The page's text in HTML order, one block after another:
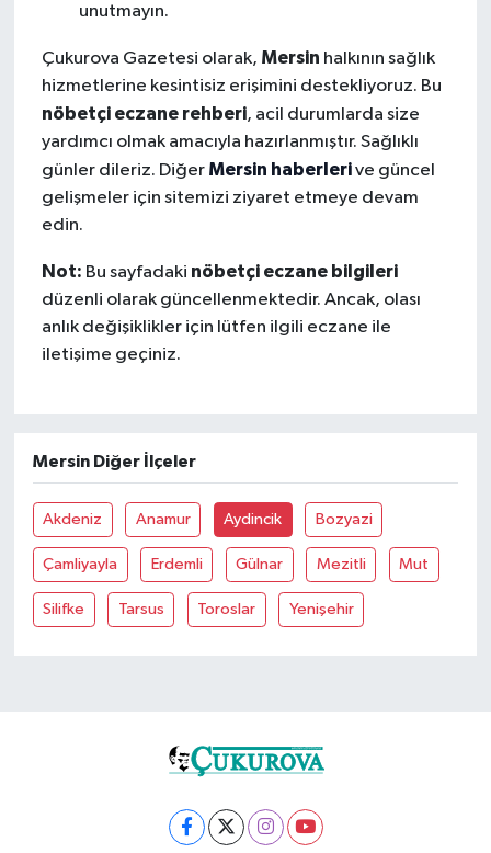
unutmayın.
Çukurova Gazetesi olarak, Mersin halkının sağlık
hizmetlerine kesintisiz erişimini destekliyoruz. Bu
nöbetçi eczane rehberi, acil durumlarda size
yardımcı olmak amacıyla hazırlanmıştır. Sağlıklı
günler dileriz. Diğer Mersin haberlerive güncel
gelişmeler için sitemizi ziyaret etmeye devam
edin.
Not: Bu sayfadaki nöbetçi eczane bilgileri
düzenli olarak güncellenmektedir. Ancak, olası
anlık değişiklikler için lütfen ilgili eczane ile
iletişime geçiniz.
Mersin Diğer İlçeler
Akdeniz Anamur Aydincik Bozyazi
Çamliyayla Erdemli Gülnar Mezitli Mut
Silifke Tarsus Toroslar Yenişehir